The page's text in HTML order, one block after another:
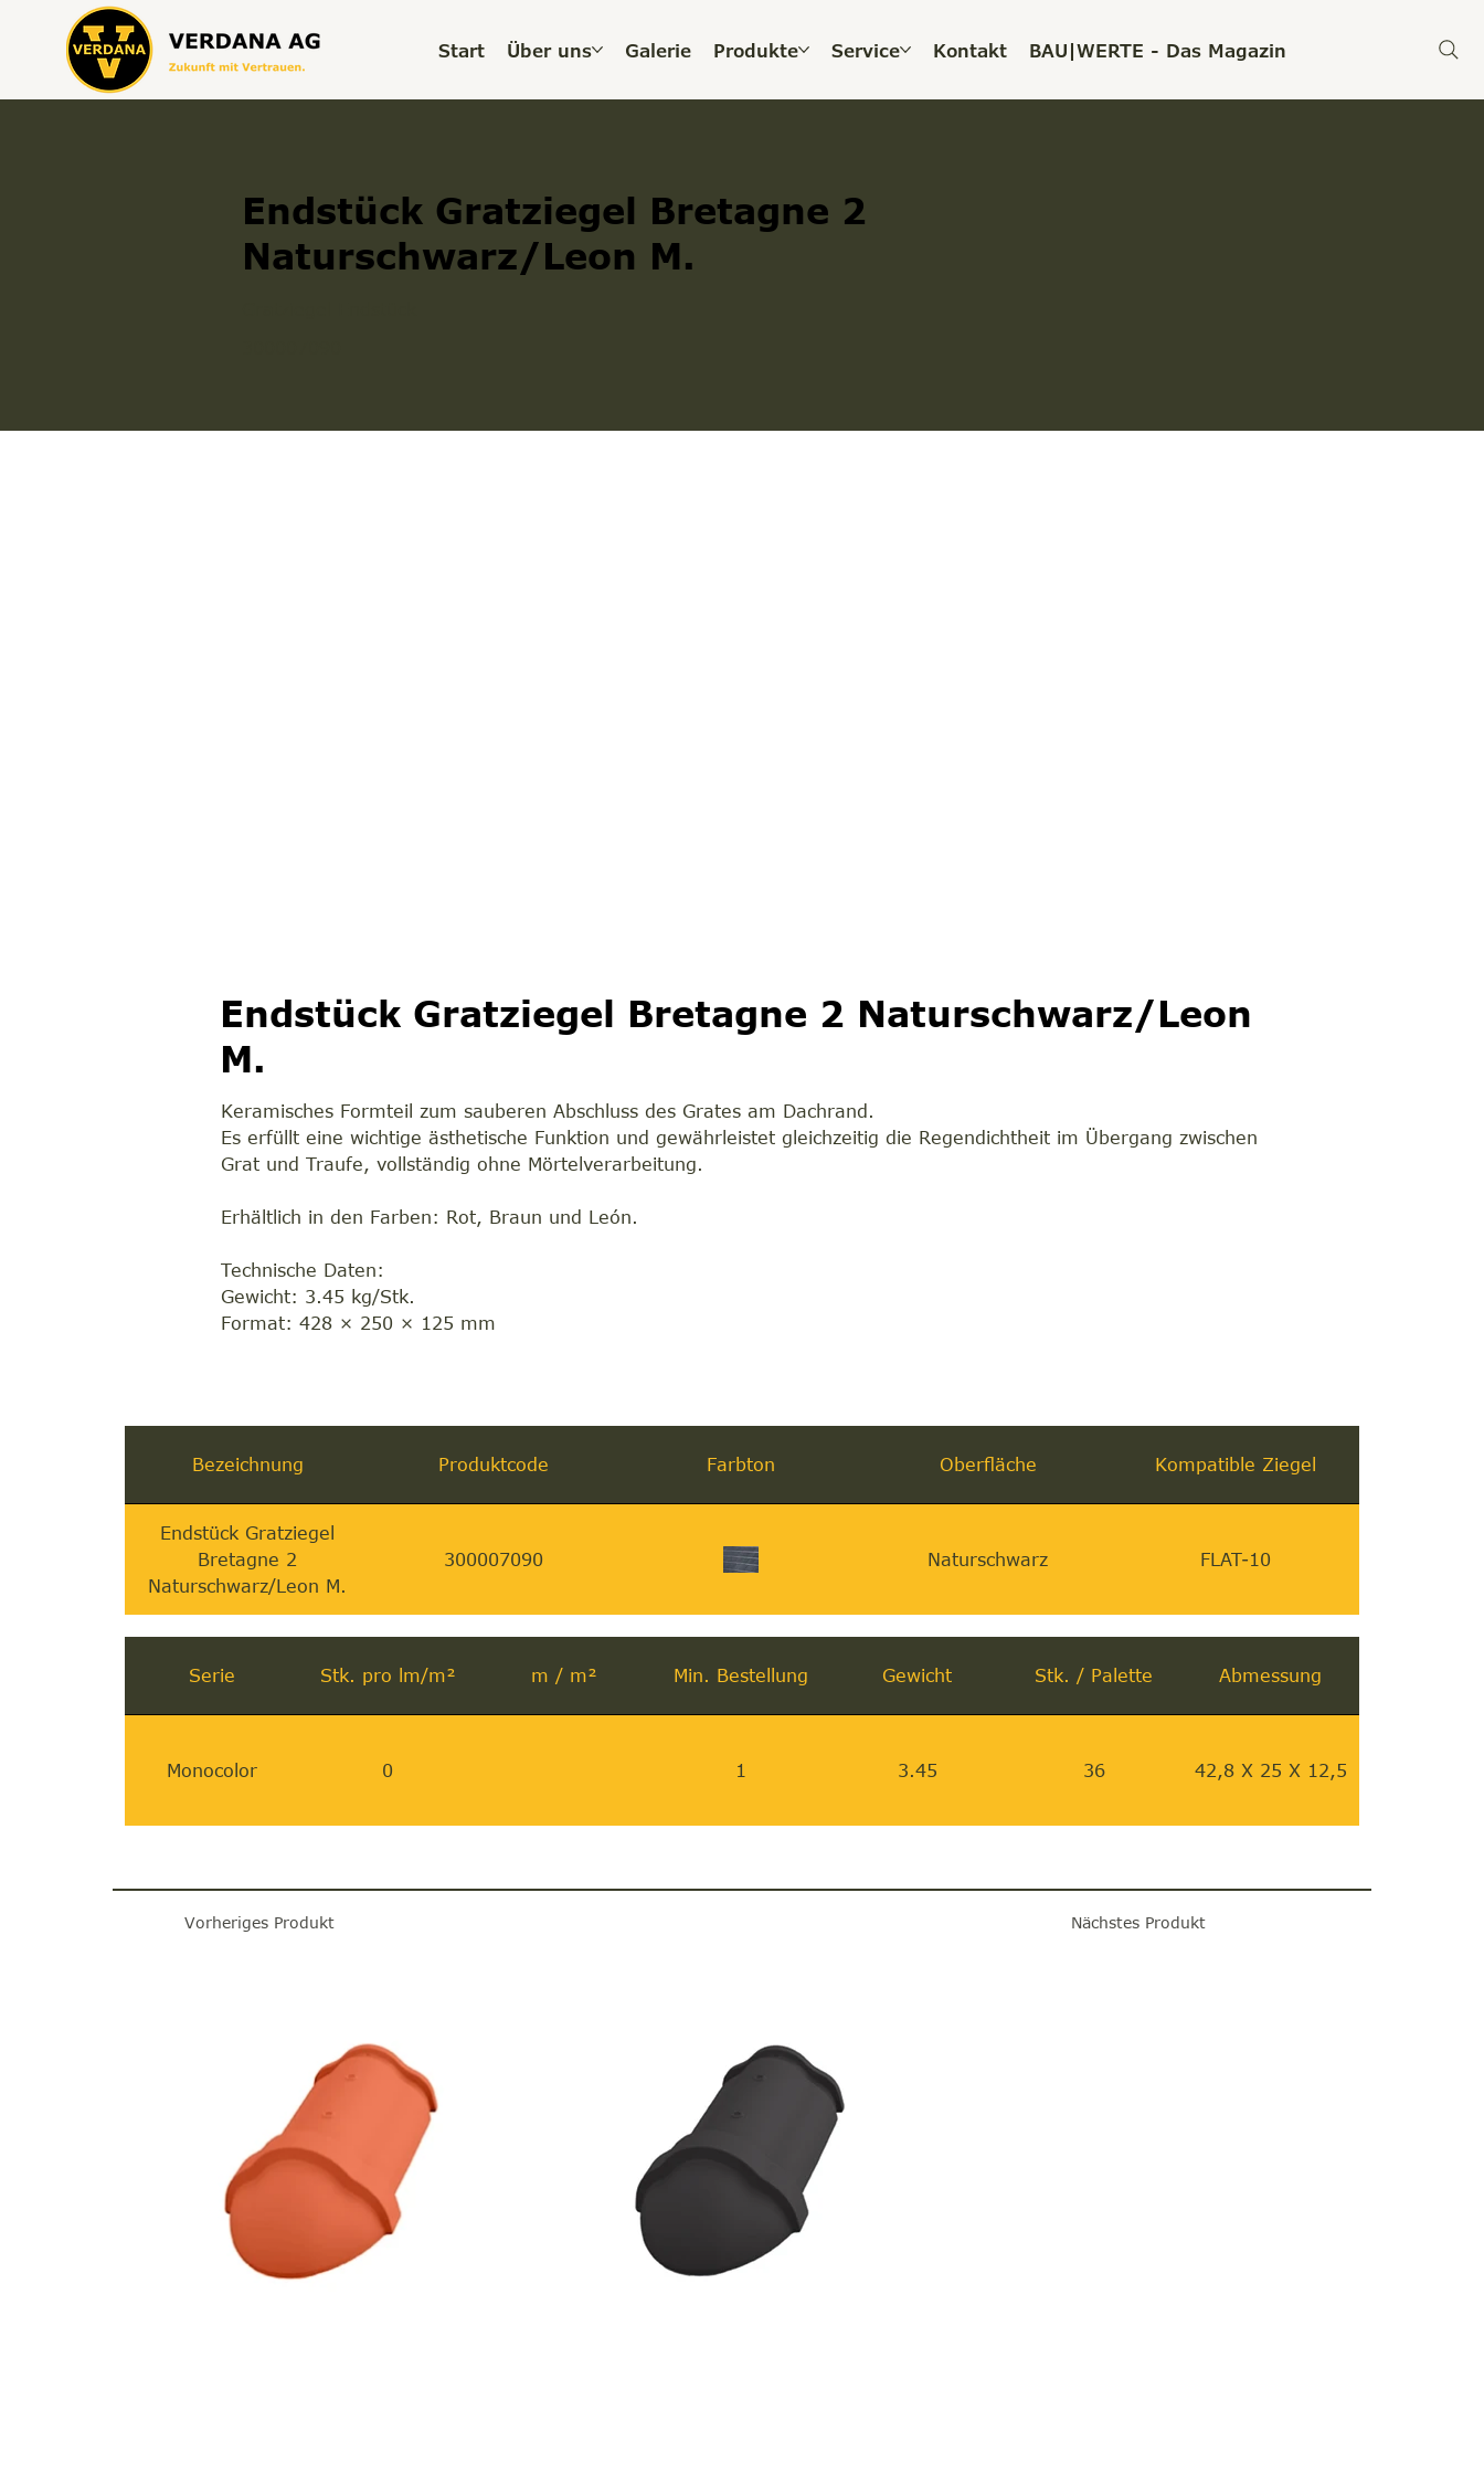
Start Über uns Galerie Produkte Service Kontakt BAU|WERTE - Das Magazin
Endstück Gratziegel Bretagne 2
Naturschwarz/Leon M.
Endstück Gratziegel Bretagne 2 Naturschwarz/Leon
M.
Keramisches Formteil zum sauberen Abschluss des Grates am Dachrand.
Es erfüllt eine wichtige ästhetische Funktion und gewährleistet gleichzeitig die Regendichtheit im Übergang zwischen
Grat und Traufe, vollständig ohne Mörtelverarbeitung.
Erhältlich in den Farben: Rot, Braun und León.
Technische Daten:
Gewicht: 3.45 kg/Stk.
Format: 428 × 250 × 125 mm
Bezeichnung Produktcode Farbton Oberfläche Kompatible Ziegel
Endstück Gratziegel
Bretagne 2
Naturschwarz/Leon M.
300007090 Naturschwarz FLAT-10
Serie Stk. pro lm/m² m / m² Min. Bestellung Gewicht Stk. / Palette Abmessung
Monocolor 0 1 3.45 36 42,8 X 25 X 12,5
Vorheriges Produkt Nächstes Produkt